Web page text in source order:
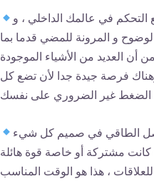
في عالمك الداخلي ، و
و المرونة للمضي قدما بما
أن العديد من الأشياء الموجودة
فرصة جيدة جدا لأن تضع كل
الطاقي في صميم كل شيء
كانت مشتركة أو خاصة قوة هائلة
، هذا هو الوقت المناسب